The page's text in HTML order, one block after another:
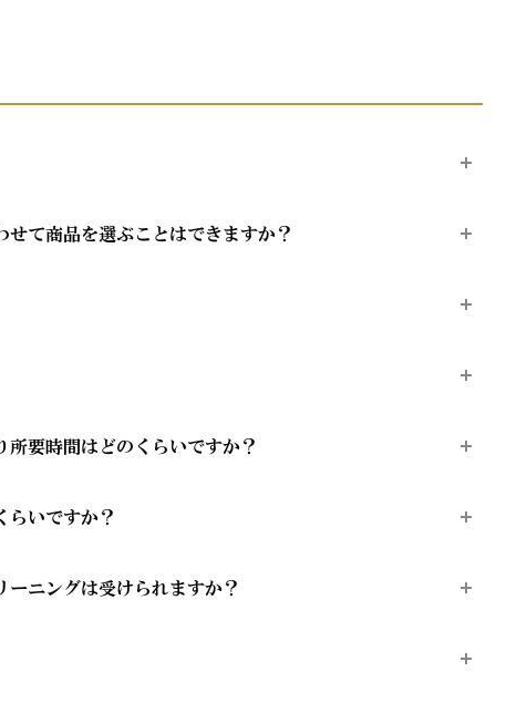
リング・ピアス・ブレスレット・ダイヤモンド
、事前に店舗へお問い合わせいただくとスムー
て商品を選ぶことはできますか？
ーダーのふたつのオーダーシステムをご用意し
ージン・ダイヤモンドであることの証明にもつ
ート」、リユースダイヤモンドやリカットした
はサリネ・ライトレポートの発行はありませ
要時間はどのくらいですか？
らいですか？
婚指輪をご入籍や両家顔合わせのタイミングに
ニングは受けられますか？